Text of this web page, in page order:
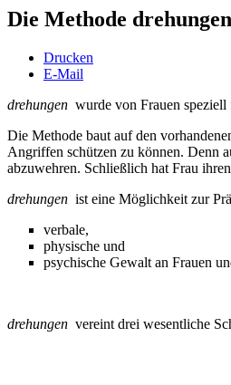
Die Methode drehungen
Drucken
E-Mail
drehungen wurde von Frauen
Die Methode baut auf den
Angriffen schützen zu können. Denn
abzuwehren. Schließlich hat Frau
drehungen ist eine Möglichkeit zur
verbale,
physische und
psychische Gewalt an Frauen
drehungen vereint drei wesentliche